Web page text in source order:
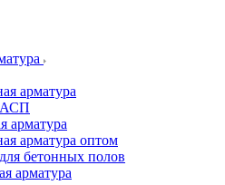
арматура
АСП
арматура
арматура оптом
бетонных полов
арматура